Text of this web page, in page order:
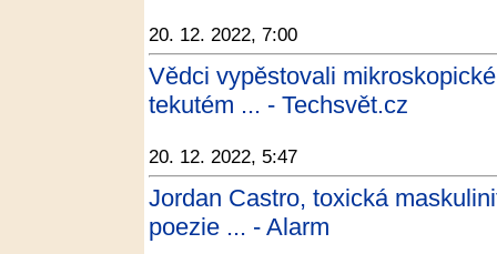
20. 12. 2022, 7:00
Vědci vypěstovali
tekutém ... - Techsvět.cz
20. 12. 2022, 5:47
Jordan Castro, toxická
poezie ... - Alarm